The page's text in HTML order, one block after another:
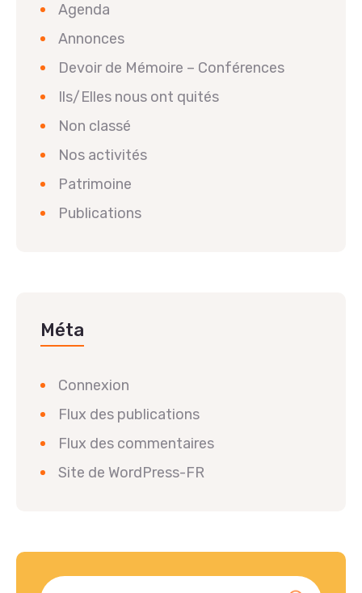
Agenda
Annonces
Devoir de Mémoire – Conférences
Ils/Elles nous ont quités
Non classé
Nos activités
Patrimoine
Publications
Méta
Connexion
Flux des publications
Flux des commentaires
Site de WordPress-FR